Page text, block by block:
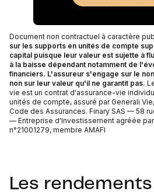
Document non contractuel à caractère
sur les supports en unités de compte
capital puisque leur valeur est sujette à
à la baisse dépendant notamment de
financiers. L'assureur s'engage sur le
non sur leur valeur qu'il ne garantit pas.
vie est un contrat d'assurance-vie
unités de compte, assuré par Generali
Code des Assurances. Finary SAS — 58
— Entreprise d'Investissement agréée par
n°21001279, membre AMAFI
Les